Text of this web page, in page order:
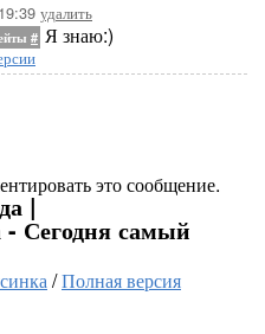
удалить
# Я знаю:)
это сообщение.
|
Сегодня самый
/Полная версия